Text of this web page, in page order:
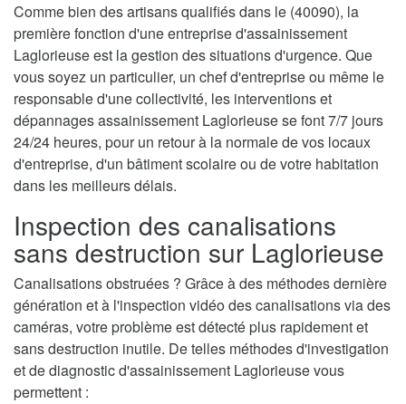
Comme bien des artisans qualifiés dans le (40090), la
première fonction d'une entreprise d'assainissement
Laglorieuse est la gestion des situations d'urgence. Que
vous soyez un particulier, un chef d'entreprise ou même le
responsable d'une collectivité, les interventions et
dépannages assainissement Laglorieuse se font 7/7 jours
24/24 heures, pour un retour à la normale de vos locaux
d'entreprise, d'un bâtiment scolaire ou de votre habitation
dans les meilleurs délais.
Inspection des canalisations
sans destruction sur Laglorieuse
Canalisations obstruées ? Grâce à des méthodes dernière
génération et à l'inspection vidéo des canalisations via des
caméras, votre problème est détecté plus rapidement et
sans destruction inutile. De telles méthodes d'investigation
et de diagnostic d'assainissement Laglorieuse vous
permettent :